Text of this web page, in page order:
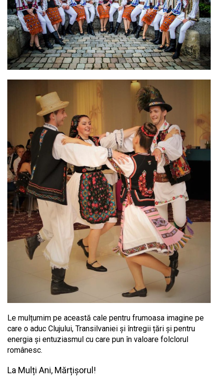
Le mulțumim pe această cale pentru frumoasa imagine pe
care o aduc Clujului, Transilvaniei și întregii țări și pentru
energia și entuziasmul cu care pun în valoare folclorul
românesc.
La Mulți Ani, Mărțișorul!